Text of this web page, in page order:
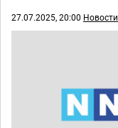
27.07.2025, 20:00 Новости